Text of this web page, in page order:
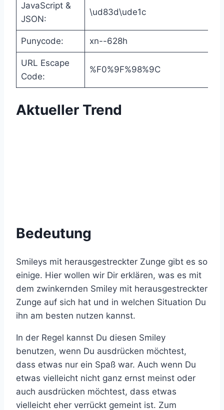
JavaScript &
JSON:
\ud83d\ude1c
Punycode: xn--628h
URL Escape
Code:
%F0%9F%98%9C
Aktueller Trend
Bedeutung
Smileys mit herausgestreckter Zunge gibt es so
einige. Hier wollen wir Dir erklären, was es mit
dem zwinkernden Smiley mit herausgestreckter
Zunge auf sich hat und in welchen Situation Du
ihn am besten nutzen kannst.
In der Regel kannst Du diesen Smiley
benutzen, wenn Du ausdrücken möchtest,
dass etwas nur ein Spaß war. Auch wenn Du
etwas vielleicht nicht ganz ernst meinst oder
auch ausdrücken möchtest, dass etwas
vielleicht eher verrückt gemeint ist. Zum